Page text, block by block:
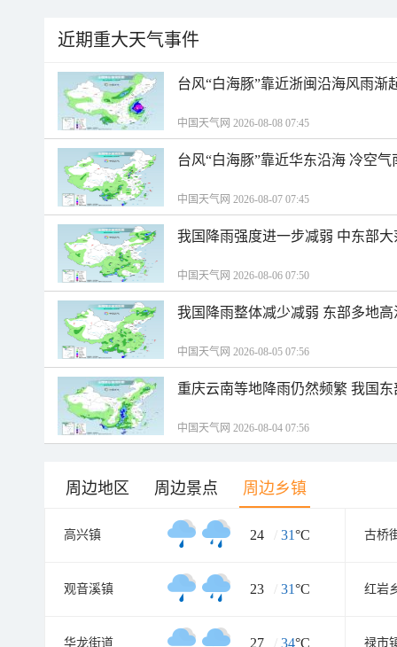
近期重大天气事件
台风“白海豚”靠近浙闽沿海风雨渐
中国天气网 2026-08-08 07:45
台风“白海豚”靠近华东沿海 冷空
中国天气网 2026-08-07 07:45
我国降雨强度进一步减弱 中东部
中国天气网 2026-08-06 07:50
我国降雨整体减少减弱 东部多地
中国天气网 2026-08-05 07:56
重庆云南等地降雨仍然频繁 我国
中国天气网 2026-08-04 07:56
周边地区 周边景点 周边乡镇
高兴镇 24 / 31°C 古桥
观音溪镇 23 / 31°C 红岩
华龙街道 27 / 34°C 禄市